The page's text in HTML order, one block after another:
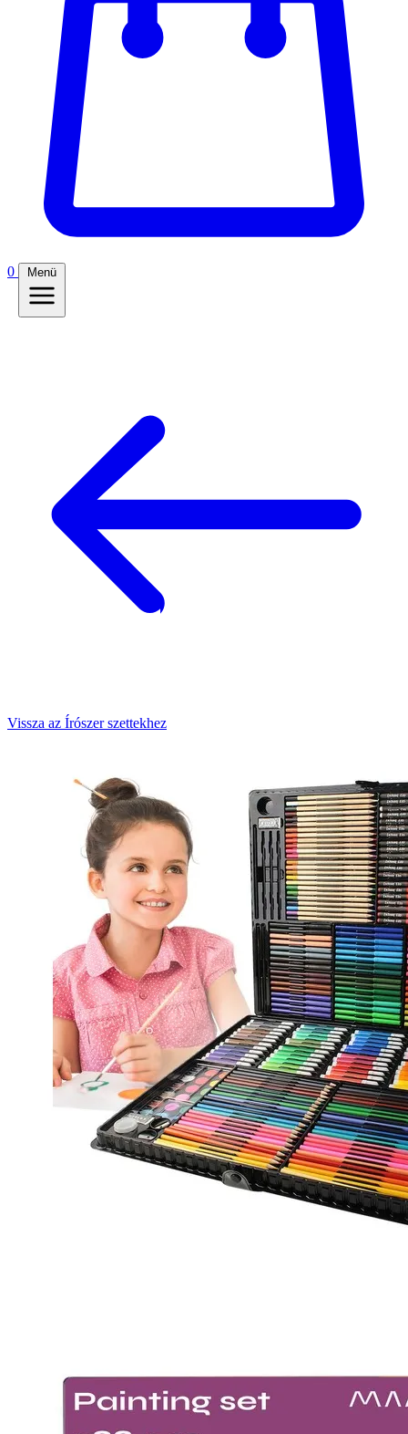
0 Menü
Vissza az Írószer szettekhez